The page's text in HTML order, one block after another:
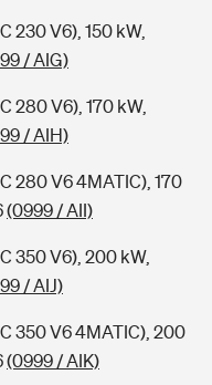
230 V6), 150 kW,
/ AIG)
280 V6), 170 kW,
/ AIH)
280 V6 4MATIC), 170
(0999 / AII)
350 V6), 200 kW,
/ AIJ)
350 V6 4MATIC), 200
(0999 / AIK)